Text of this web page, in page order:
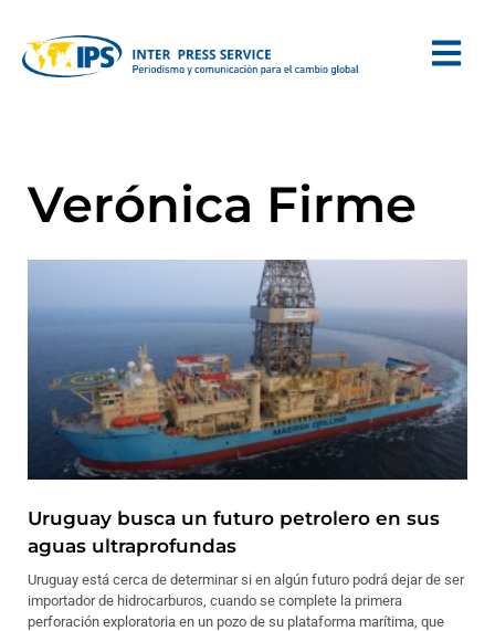
Verónica Firme
Uruguay busca un futuro petrolero en sus
aguas ultraprofundas
Uruguay está cerca de determinar si en algún futuro podrá dejar de ser
importador de hidrocarburos, cuando se complete la primera
perforación exploratoria en un pozo de su plataforma marítima, que